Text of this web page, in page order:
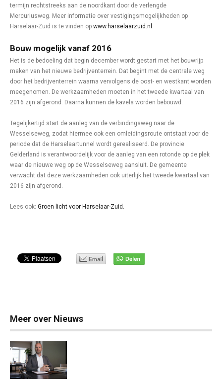
termijn rechtstreeks aan de noordkant door de verlengde
Mercuriusweg. Meer informatie over vestigingsmogelijkheden op
Harselaar-Zuid is te vinden op www.harselaarzuid.nl .
Bouw mogelijk vanaf 2016
Het is de bedoeling dat begin december wordt gestart met het bouwrijp
maken van het nieuwe bedrijventerrein. Dat begint met de centrale weg
door het bedrijventerrein waarna vervolgens de oost- en westkant worden
meegenomen. De werkzaamheden moeten in het tweede kwartaal van
2016 zijn afgerond. Daarna kunnen de kavels worden bebouwd.
Tegelijkertijd start de aanleg van de verbindingsweg naar de
Wesselseweg, zodat hiermee ook een omleidingsroute ontstaat voor de
periode dat de Harselaartunnel wordt gerealiseerd. De provincie
Gelderland is verantwoordelijk voor de aanleg van een rotonde op de plek
waar de nieuwe weg op de Wesselseweg aansluit. De gemeente
verwacht dat deze werkzaamheden ook uiterlijk het tweede kwartaal van
2016 zijn afgerond.
Lees ook: Groen licht voor Harselaar-Zuid.
Meer over Nieuws